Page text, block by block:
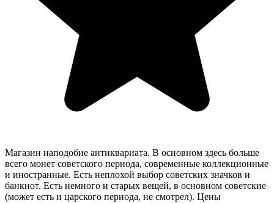
Магазин наподобие антиквариата. В основном здесь больше
всего монет советского периода, современные коллекционные
и иностранные. Есть неплохой выбор советских значков и
банкнот. Есть немного и старых вещей, в основном советские
(может есть и царского периода, не смотрел). Цены